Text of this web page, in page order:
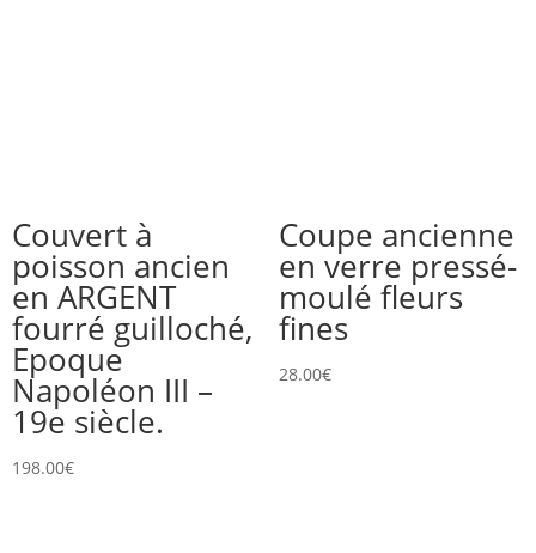
Couvert à
poisson ancien
en ARGENT
fourré guilloché,
Epoque
Napoléon III –
19e siècle.
198.00€
Coupe ancienne
en verre pressé-
moulé fleurs
fines
28.00€